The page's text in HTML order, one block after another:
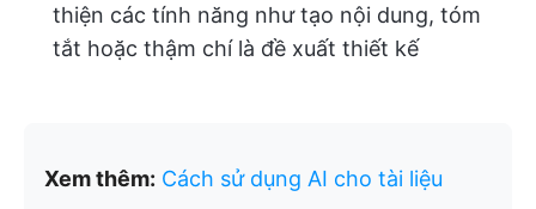
thiện các tính năng như tạo nội dung, tóm
tắt hoặc thậm chí là đề xuất thiết kế
Xem thêm: Cách sử dụng AI cho tài liệu